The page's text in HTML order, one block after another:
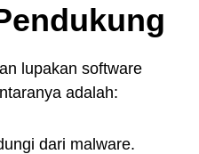
lupakan software
adalah:
dari malware.